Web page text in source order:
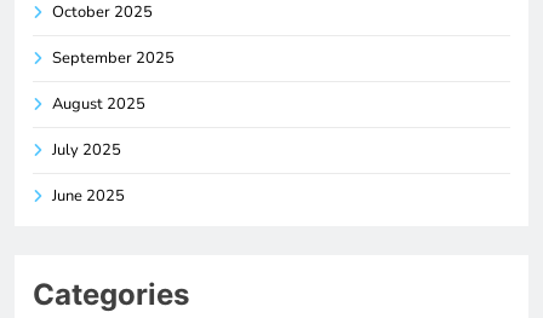
October 2025
September 2025
August 2025
July 2025
June 2025
Categories